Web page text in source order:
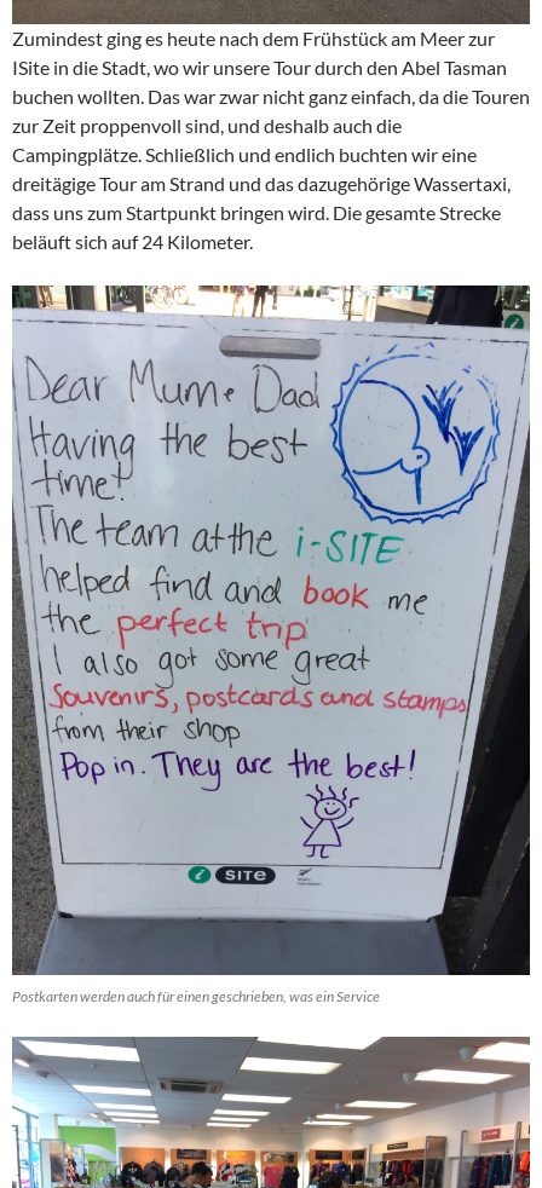
Zumindest ging es heute nach dem Frühstück am Meer zur
ISite in die Stadt, wo wir unsere Tour durch den Abel Tasman
buchen wollten. Das war zwar nicht ganz einfach, da die Touren
zur Zeit proppenvoll sind, und deshalb auch die
Campingplätze. Schließlich und endlich buchten wir eine
dreitägige Tour am Strand und das dazugehörige Wassertaxi,
dass uns zum Startpunkt bringen wird. Die gesamte Strecke
beläuft sich auf 24 Kilometer.
Postkarten werden auch für einen geschrieben, was ein Service